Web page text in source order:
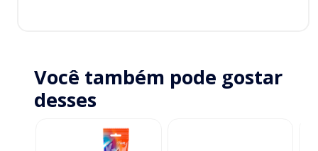
Você também pode gostar
desses